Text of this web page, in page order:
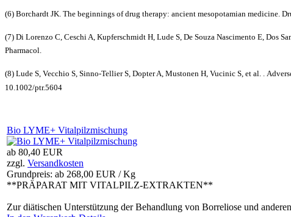
(6) Borchardt JK. The beginnings of drug therapy: ancient mesopotamian medicine.
(7) Di Lorenzo C, Ceschi A, Kupferschmidt H, Lude S, De Souza Nascimento E, Dos
Pharmacol.
(8) Lude S, Vecchio S, Sinno-Tellier S, Dopter A, Mustonen H, Vucinic S, et al. .
10.1002/ptr.5604
Bio LYME+ Vitalpilzmischung
ab 80,40 EUR
zzgl. Versandkosten
Grundpreis: ab 268,00 EUR / Kg
**PRÄPARAT MIT VITALPILZ-EXTRAKTEN**
Zur diätischen Unterstützung der Behandlung von Borreliose und